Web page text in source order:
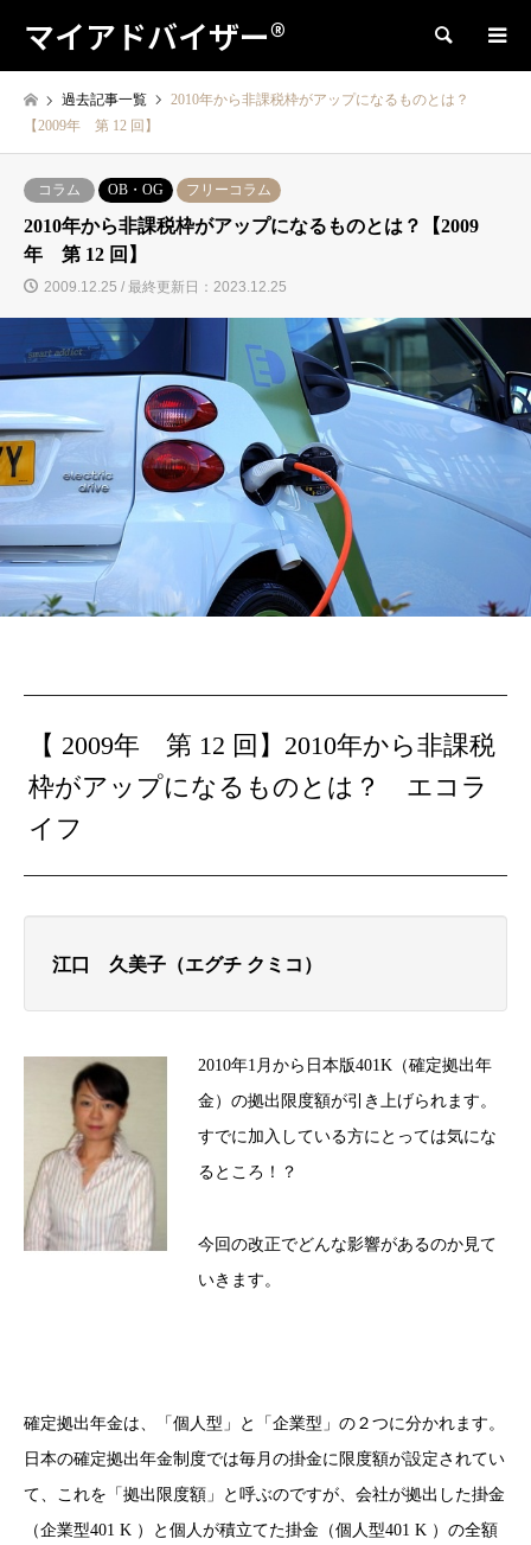
マイアドバイザー® 検索
過去記事一覧
2010年から非課税枠がアップになるものとは？
【2009年 第 12 回】
コラム OB・OG フリーコラム
2010年から非課税枠がアップになるものとは？【2009
年 第 12 回】
2009.12.25 / 最終更新日：2023.12.25
【 2009年 第 12 回】 2010年から非課税
枠がアップになるものとは？ エコラ
イフ
江口 久美子（エグチ クミコ）
2010年1月から日本版401K（確定拠出年
金）の拠出限度額が引き上げられます。
すでに加入している方にとっては気にな
るところ！？
今回の改正でどんな影響があるのか見て
いきます。
確定拠出年金は、「個人型」と「企業型」の２つに分かれます。
日本の確定拠出年金制度では毎月の掛金に限度額が設定されてい
て、これを「拠出限度額」と呼ぶのですが、会社が拠出した掛金
（企業型401 K ）と個人が積立てた掛金（個人型401 K ）の全額